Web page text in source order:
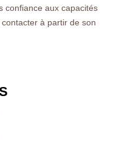
confiance aux capacités
à partir de son